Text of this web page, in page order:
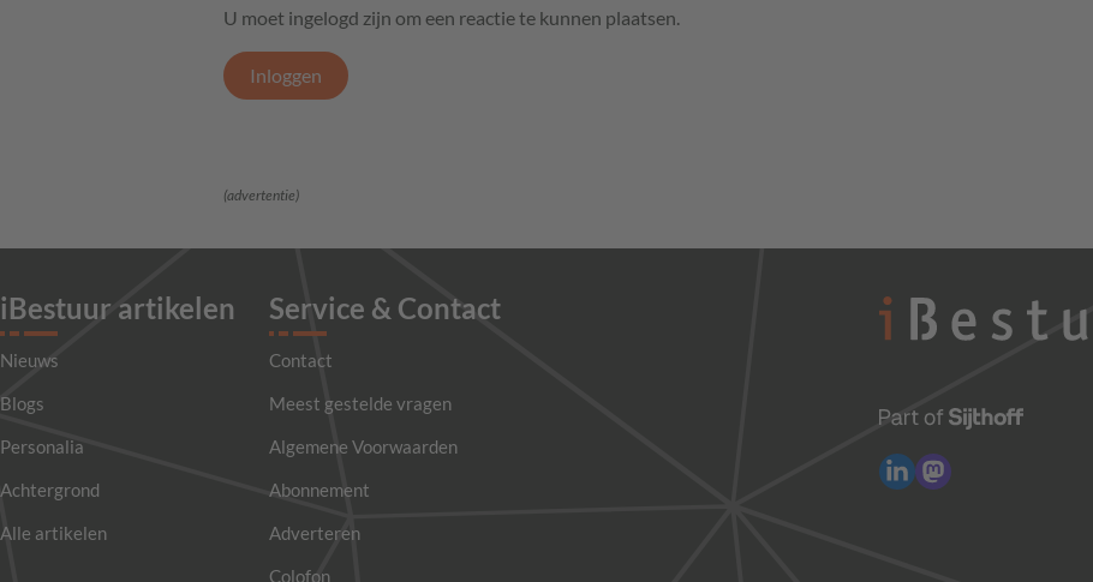
U moet ingelogd zijn om een reactie te kunnen plaatsen.
Inloggen
(advertentie)
iBestuur artikelen
Nieuws
Blogs
Personalia
Achtergrond
Alle artikelen
Service & Contact
Contact
Meest gestelde vragen
Algemene Voorwaarden
Abonnement
Adverteren
Colofon